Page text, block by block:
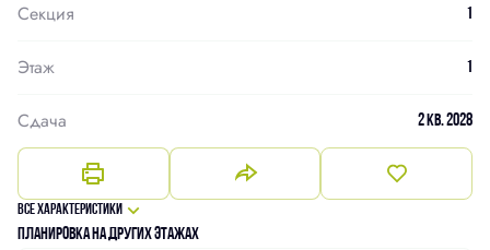
Секция 1
Этаж 1
Сдача 2 кв. 2028
Все характеристики
Планировка на других этажах